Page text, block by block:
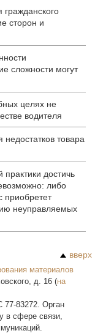
сторон и
сложности могут
целях не
водителя
товара
достичь
либо
приобретет
неуправляемых
вверх
материалов
д. 16 (на
83272. Орган
в сфере связи,